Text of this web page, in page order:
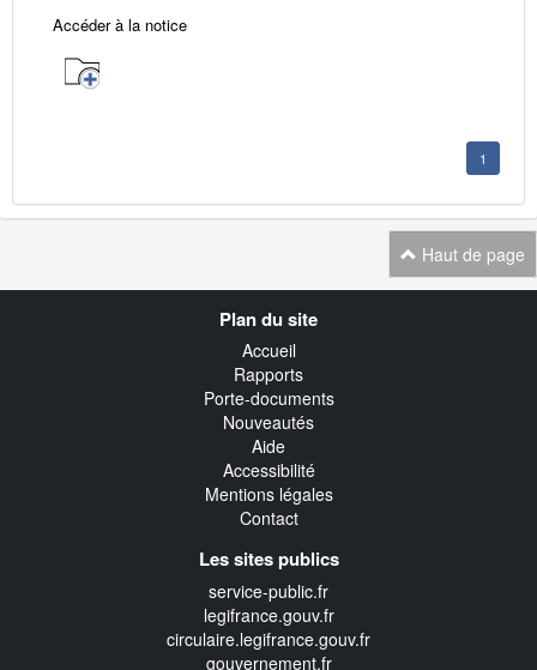
Accéder à la notice
1
Haut de page
Plan du site
Accueil
Rapports
Porte-documents
Nouveautés
Aide
Accessibilité
Mentions légales
Contact
Les sites publics
service-public.fr
legifrance.gouv.fr
circulaire.legifrance.gouv.fr
gouvernement.fr